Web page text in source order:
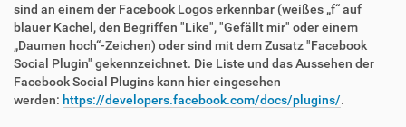
sind an einem der Facebook Logos erkennbar (weißes „f“ auf
blauer Kachel, den Begriffen "Like", "Gefällt mir" oder einem
„Daumen hoch“-Zeichen) oder sind mit dem Zusatz "Facebook
Social Plugin" gekennzeichnet. Die Liste und das Aussehen der
Facebook Social Plugins kann hier eingesehen
werden: https://developers.facebook.com/docs/plugins/.